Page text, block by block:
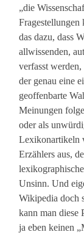
„die
das dazu, dass
allwissenden,
verfasst
der genau eine
geoffenbarte
Meinungen
oder als
Lexikonartikeln
Erzählers aus,
Unsinn. Und
Wikipedia doch
kann man diese
ja eben keinen